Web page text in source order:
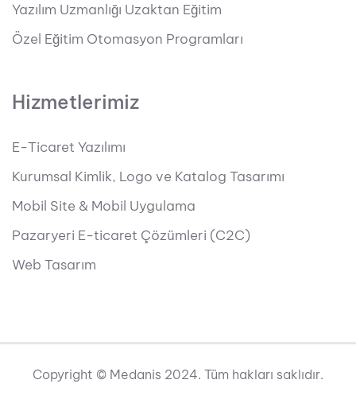
Yazılım Uzmanlığı Uzaktan Eğitim
Özel Eğitim Otomasyon Programları
Hizmetlerimiz
E-Ticaret Yazılımı
Kurumsal Kimlik, Logo ve Katalog Tasarımı
Mobil Site & Mobil Uygulama
Pazaryeri E-ticaret Çözümleri (C2C)
Web Tasarım
Copyright © Medanis 2024. Tüm hakları saklıdır.